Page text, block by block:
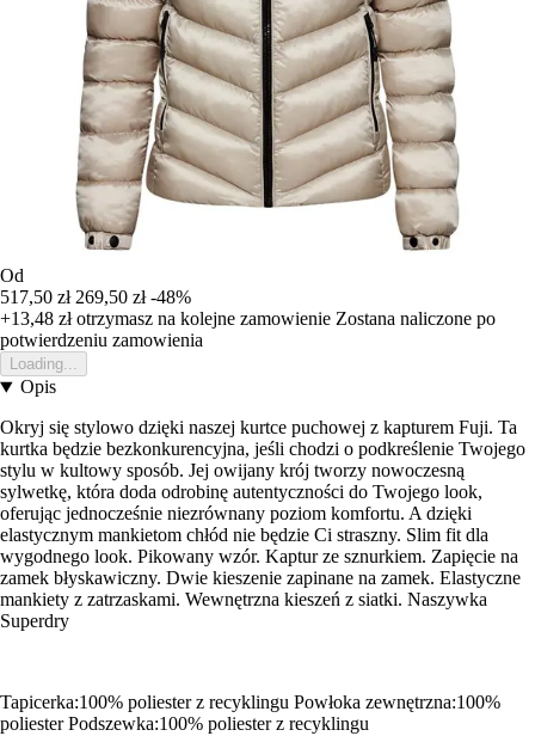
Od
517,50 zł 269,50 zł -48%
+13,48 złotrzymasz na kolejne zamowienie Zostana naliczone po
potwierdzeniu zamowienia
Loading...
Opis
Okryj się stylowo dzięki naszej kurtce puchowej z kapturem Fuji. Ta
kurtka będzie bezkonkurencyjna, jeśli chodzi o podkreślenie Twojego
stylu w kultowy sposób. Jej owijany krój tworzy nowoczesną
sylwetkę, która doda odrobinę autentyczności do Twojego look,
oferując jednocześnie niezrównany poziom komfortu. A dzięki
elastycznym mankietom chłód nie będzie Ci straszny. Slim fit dla
wygodnego look. Pikowany wzór. Kaptur ze sznurkiem. Zapięcie na
zamek błyskawiczny. Dwie kieszenie zapinane na zamek. Elastyczne
mankiety z zatrzaskami. Wewnętrzna kieszeń z siatki. Naszywka
Superdry
Tapicerka:100% poliester z recyklingu Powłoka zewnętrzna:100%
poliester Podszewka:100% poliester z recyklingu